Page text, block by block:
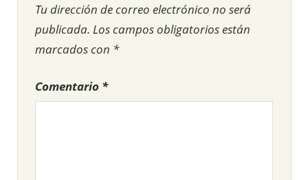
Tu dirección de correo electrónico no será
publicada. Los campos obligatorios están
marcados con *
Comentario *